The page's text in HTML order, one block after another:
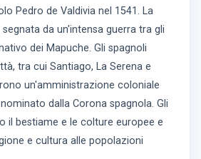
Pedro de Valdivia nel 1541. La
da un'intensa guerra tra gli
dei Mapuche. Gli spagnoli
tra cui Santiago, La Serena e
un'amministrazione coloniale
dalla Corona spagnola. Gli
il bestiame e le colture europee e
e cultura alle popolazioni